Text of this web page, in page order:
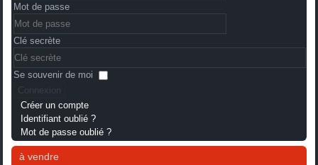
Mot de passe
Clé secrète
Se souvenir de moi
Connexion
Créer un compte
Identifiant oublié ?
Mot de passe oublié ?
à vendre